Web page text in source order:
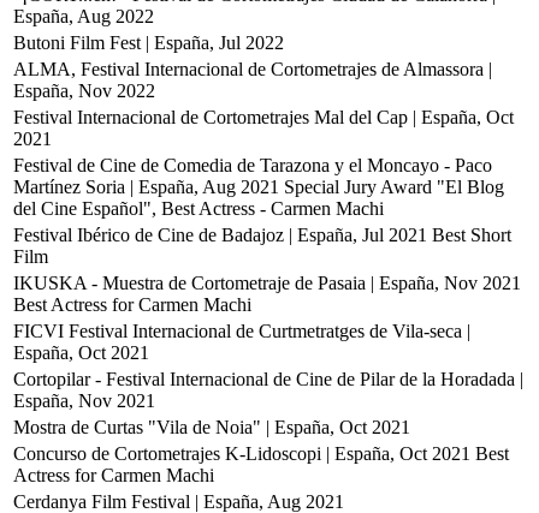
España, Aug 2022
Butoni Film Fest | España, Jul 2022
ALMA, Festival Internacional de Cortometrajes de Almassora |
España, Nov 2022
Festival Internacional de Cortometrajes Mal del Cap | España, Oct
2021
Festival de Cine de Comedia de Tarazona y el Moncayo - Paco
Martínez Soria | España, Aug 2021 Special Jury Award "El Blog
del Cine Español", Best Actress - Carmen Machi
Festival Ibérico de Cine de Badajoz | España, Jul 2021 Best Short
Film
IKUSKA - Muestra de Cortometraje de Pasaia | España, Nov 2021
Best Actress for Carmen Machi
FICVI Festival Internacional de Curtmetratges de Vila-seca |
España, Oct 2021
Cortopilar - Festival Internacional de Cine de Pilar de la Horadada |
España, Nov 2021
Mostra de Curtas "Vila de Noia" | España, Oct 2021
Concurso de Cortometrajes K-Lidoscopi | España, Oct 2021 Best
Actress for Carmen Machi
Cerdanya Film Festival | España, Aug 2021